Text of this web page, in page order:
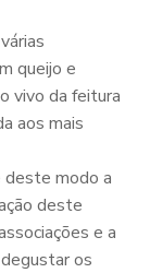
queijo e
vivo da feitura
aos mais
deste modo a
deste
e a
os